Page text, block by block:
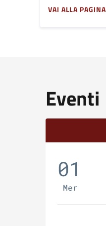
VAI ALLA PAGINA
Eventi
01
Mer